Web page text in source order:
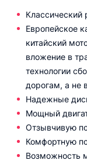
Классический
Европейское
китайский
вложение в
технологии
дорогам, а не
Надежные
Мощный
Отзывчивую
Комфортную
Возможность